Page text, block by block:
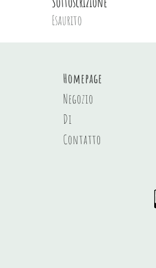
Esaurito
Homepage
Negozio
Di
Contatto